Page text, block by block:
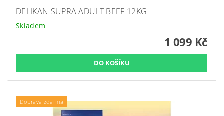
DELIKAN SUPRA ADULT BEEF 12KG
Skladem
1 099 Kč
Doprava zdarma